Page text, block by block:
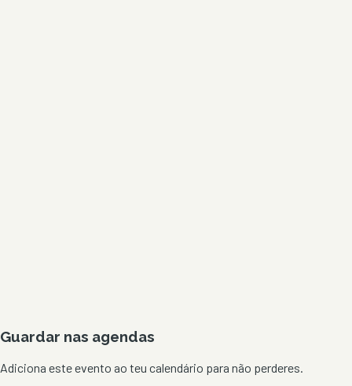
Guardar nas agendas
Adiciona este evento ao teu calendário para não perderes.